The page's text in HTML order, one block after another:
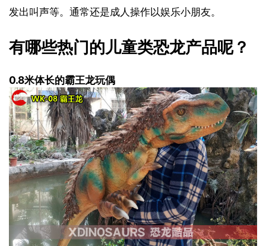
发出叫声等。通常还是成人操作以娱乐小朋友。
有哪些热门的儿童类恐龙产品呢？
0.8米体长的霸王龙玩偶